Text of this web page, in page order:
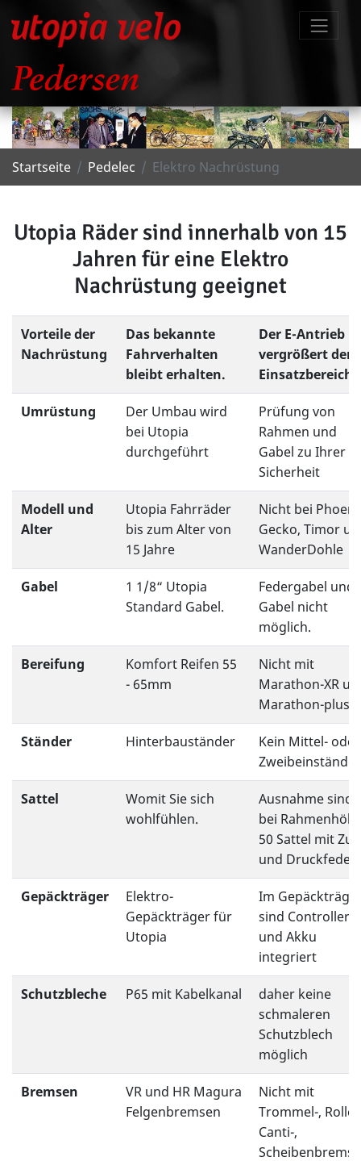
Startseite Pedelec Elektro Nachrüstung
Utopia Räder sind innerhalb von 15
Jahren für eine Elektro
Nachrüstung geeignet
Vorteile der
Nachrüstung
Das bekannte
Fahrverhalten
bleibt erhalten.
Der E-Antrieb
vergrößert den
Einsatzbereich
Umrüstung
Der Umbau wird
bei Utopia
durchgeführt
Prüfung von
Rahmen und
Gabel zu Ihrer
Sicherheit
Modell und
Alter
Utopia Fahrräder
bis zum Alter von
15 Jahre
Nicht bei
Gecko, Timor
WanderDohle
Gabel
1 1/8“ Utopia
Standard Gabel.
Federgabel und
Gabel nicht
möglich.
Bereifung
Komfort Reifen 55
- 65mm
Nicht mit
Marathon-XR
Marathon-plus
Ständer Hinterbauständer
Kein Mittel- oder
Sattel
Womit Sie sich
wohlfühlen.
Ausnahme sind
bei
50 Sattel mit
und
Gepäckträger
Elektro-
Gepäckträger für
Utopia
Im
sind Controller
und Akku
integriert
Schutzbleche P65 mit Kabelkanal
daher keine
schmaleren
Schutzblech
möglich
Bremsen
VR und HR Magura
Felgenbremsen
Nicht mit
Trommel-,
Canti-,